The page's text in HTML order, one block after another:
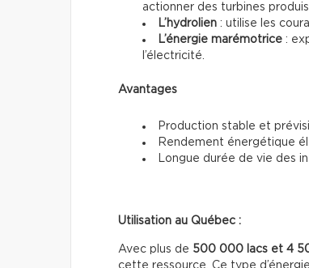
actionner des turbines
L’hydrolien : utilise les
L’énergie marémotrice :
l’électricité.
Avantages
Production stable et
Rendement énergétique
Longue durée de vie des
Utilisation au Québec :
Avec plus de 500 000 lacs et 4
cette ressource. Ce type